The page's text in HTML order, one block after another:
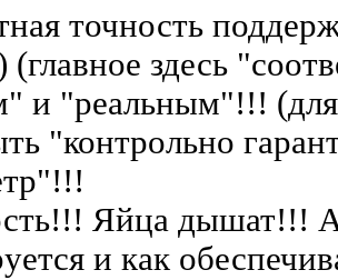
точность
(главное здесь
и "реальным"!!!
"контрольно
Яйца дышат!!!
и как